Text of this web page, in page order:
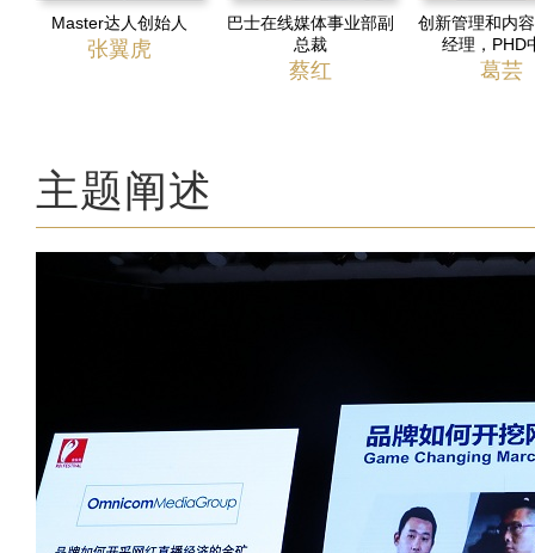
Master达人创始人
张翼虎
巴士在线媒体事业部副
总裁
蔡红
创新管理和内
经理，PHD
葛芸
主题阐述